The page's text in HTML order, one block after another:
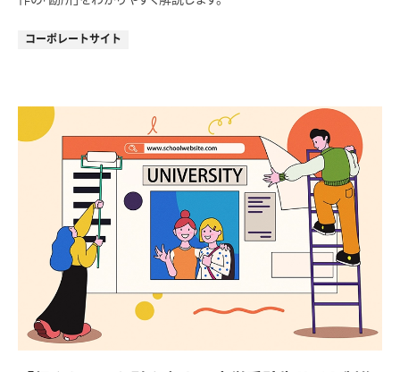
コーポレートサイト